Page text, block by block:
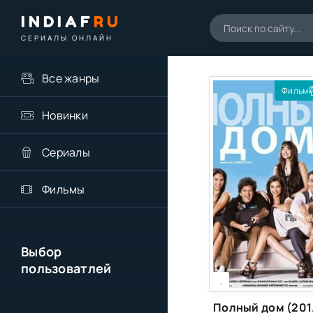
INDIAFRU
СЕРИАЛЫ ОНЛАЙН
Все жанры
Новинки
Сериалы
Фильмы
Выбор
пользоватлей
Фильм
[xfgiven_season]
,[/xfgiven_season]